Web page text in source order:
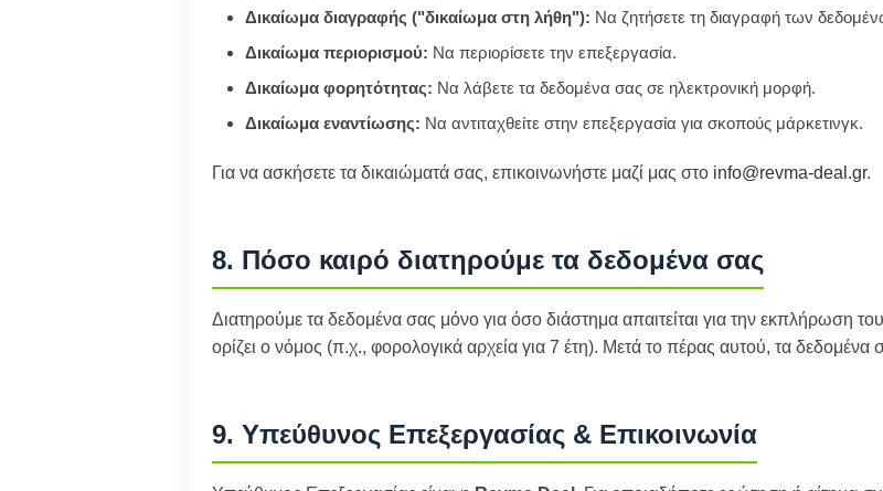
Δικαίωμα διαγραφής ("δικαίωμα στη λήθη"): Να ζητήσετε τη διαγραφή των
Δικαίωμα περιορισμού: Να περιορίσετε την επεξεργασία.
Δικαίωμα φορητότητας: Να λάβετε τα δεδομένα σας σε ηλεκτρονική μορφή.
Δικαίωμα εναντίωσης: Να αντιταχθείτε στην επεξεργασία για σκοπούς μάρκετινγκ.
Για να ασκήσετε τα δικαιώματά σας, επικοινωνήστε μαζί μας στο info@revma-deal.gr.
8. Πόσο καιρό διατηρούμε τα δεδομένα σας
Διατηρούμε τα δεδομένα σας μόνο για όσο διάστημα απαιτείται για την εκπλήρωση
ορίζει ο νόμος (π.χ., φορολογικά αρχεία για 7 έτη). Μετά το πέρας αυτού, τα
9. Υπεύθυνος Επεξεργασίας & Επικοινωνία